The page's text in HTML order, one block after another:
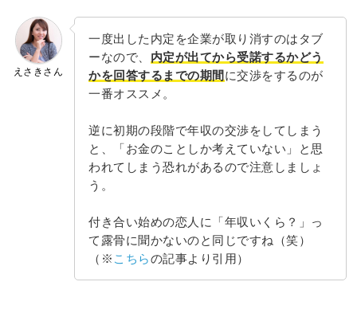
えさきさん
一度出した内定を企業が取り消すのはタブ
ーなので、 内定が出てから受諾するかどう
かを回答するまでの期間 に交渉をするのが
一番オススメ。
逆に初期の段階で年収の交渉をしてしまう
と、「お金のことしか考えていない」と思
われてしまう恐れがあるので注意しましょ
う。
付き合い始めの恋人に「年収いくら？」っ
て露骨に聞かないのと同じですね（笑）
（※ こちらの記事より引用）